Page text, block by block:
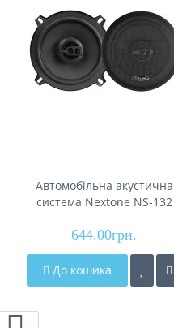
Автомобільна акустична
система Nextone NS-132
644.00грн.
До кошика